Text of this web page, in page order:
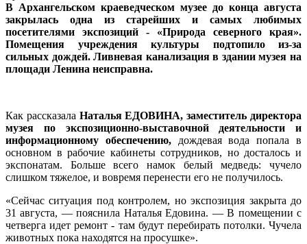
В Архангельском краеведческом музее до конца августа
закрылась одна из старейших и самых любимых
посетителями экспозиций - «Природа северного края».
Помещения учреждения культуры подтопило из-за
сильных дождей. Ливневая канализация в здании музея на
площади Ленина неисправна.
Как рассказала Наталья ЕДОВИНА, заместитель директора
музея по экспозиционно-выставочной деятельности и
информационному обеспечению,дождевая вода попала в
основном в рабочие кабинеты сотрудников, но досталось и
экспонатам. Больше всего намок белый медведь: чучело
слишком тяжелое, и вовремя перенести его не получилось.
«Сейчас ситуация под контролем, но экспозиция закрыта до
31 августа, — пояснила Наталья Едовина. — В помещении с
четверга идет ремонт - там будут перебирать потолки. Чучела
животных пока находятся на просушке».